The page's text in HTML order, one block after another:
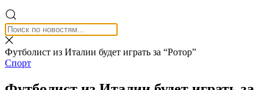
Футболист из Италии будет играть за “Ротор”
Спорт